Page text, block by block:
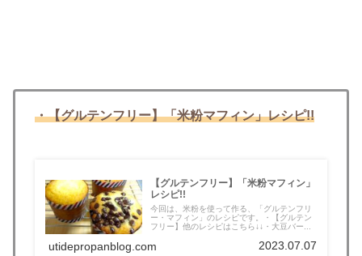
・【グルテンフリー】「米粉マフィン」レシピ!!
【グルテンフリー】「米粉マフィン」
レシピ!!
今回は、米粉を使って作る、「グルテンフリ
ー・マフィン」のレシピです。・【グルテン
フリー】他のレシピはこちら↓↓・大豆バー...
utidepropanblog.com 2023.07.07